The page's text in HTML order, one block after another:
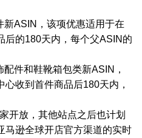
ASIN，该项优惠适用于在
后的180天内，每个父ASIN的
件和鞋靴箱包类新ASIN，
收到首件商品后180天内，
开放，其他站点之后也计划
马逊全球开店官方渠道的实时